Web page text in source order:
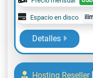
Espacio en disco
Detalles
Hosting Reseller |